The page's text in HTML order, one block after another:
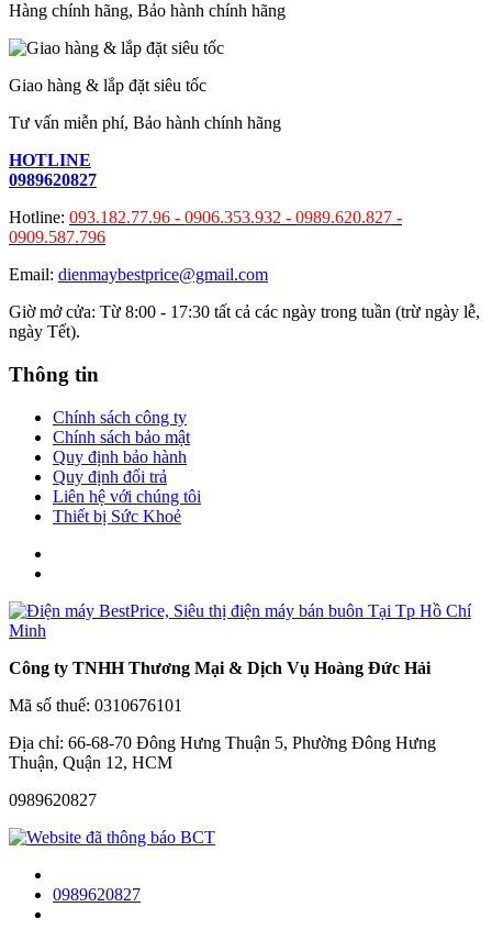
Hàng chính hãng, Bảo hành chính hãng
Giao hàng & lắp đặt siêu tốc
Tư vấn miễn phí, Bảo hành chính hãng
HOTLINE
0989620827
Hotline: 093.182.77.96 - 0906.353.932 - 0989.620.827 -
0909.587.796
Email: dienmaybestprice@gmail.com
Giờ mở cửa: Từ 8:00 - 17:30 tất cả các ngày trong tuần (trừ ngày lễ,
ngày Tết).
Thông tin
Chính sách công ty
Chính sách bảo mật
Quy định bảo hành
Quy định đổi trả
Liên hệ với chúng tôi
Thiết bị Sức Khoẻ
Công ty TNHH Thương Mại & Dịch Vụ Hoàng Đức Hải
Mã số thuế: 0310676101
Địa chỉ: 66-68-70 Đông Hưng Thuận 5, Phường Đông Hưng
Thuận, Quận 12, HCM
0989620827
0989620827